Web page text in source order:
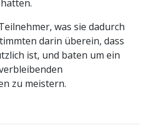
was sie dadurch
darin überein, dass
ist, und baten um ein
zu meistern.